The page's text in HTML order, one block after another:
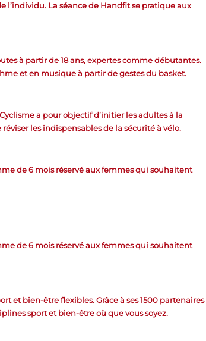
l’individu. La séance de Handfit se pratique aux
à partir de 18 ans, expertes comme débutantes.
et en musique à partir de gestes du basket.
a pour objectif d’initier les adultes à la
les indispensables de la sécurité à vélo.
de 6 mois réservé aux femmes qui souhaitent
de 6 mois réservé aux femmes qui souhaitent
et bien-être flexibles. Grâce à ses 1500 partenaires
sport et bien-être où que vous soyez.